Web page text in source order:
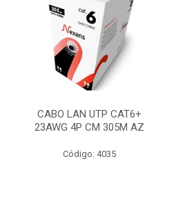
CABO LAN UTP CAT6+
23AWG 4P CM 305M AZ
Código: 4035